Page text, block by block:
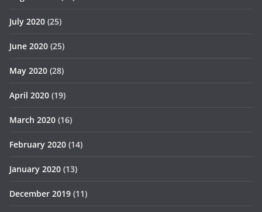
July 2020 (25)
June 2020 (25)
May 2020 (28)
April 2020 (19)
March 2020 (16)
February 2020 (14)
January 2020 (13)
December 2019 (11)